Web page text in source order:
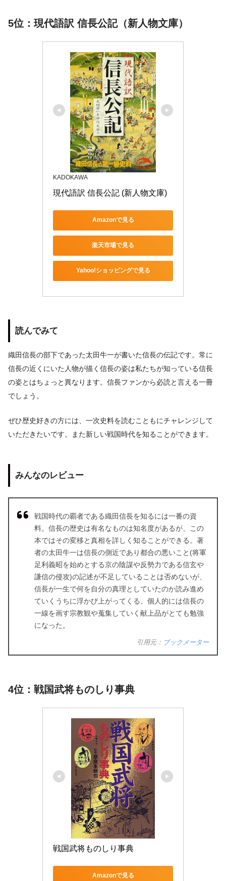
5位：現代語訳 信長公記（新人物文庫）
KADOKAWA
現代語訳 信長公記 (新人物文庫)
Amazonで見る
楽天市場で見る
Yahoo!ショッピングで見る
読んでみて
織田信長の部下であった太田牛一が書いた信長の伝記です。常に
信長の近くにいた人物が描く信長の姿は私たちが知っている信長
の姿とはちょっと異なります。信長ファンから必読と言える一冊
でしょう。
ぜひ歴史好きの方には、一次史料を読むこともにチャレンジして
いただきたいです。また新しい戦国時代を知ることができます。
みんなのレビュー
戦国時代の覇者である織田信長を知るには一番の資
料。信長の歴史は有名なものは知名度があるが、この
本ではその変移と真相を詳しく知ることができる。著
者の太田牛一は信長の側近であり都合の悪いこと(将軍
足利義昭を始めとする京の陰謀や反勢力である信玄や
謙信の侵攻)の記述が不足していることは否めないが、
信長が一生で何を自分の真理としていたのか読み進め
ていくうちに浮かび上がってくる。個人的には信長の
一線を画す宗教観や蒐集していく献上品がとても勉強
になった。
引用元： ブックメーター
4位：戦国武将ものしり事典
戦国武将ものしり事典
Amazonで見る